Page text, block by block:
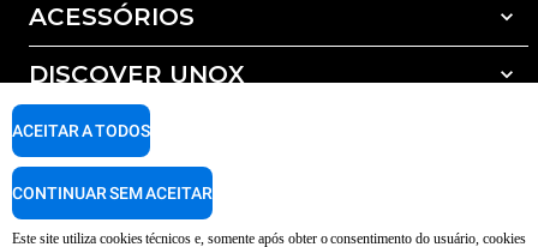
ACESSÓRIOS
Todos os acessórios
Detergents for automatic washing
Detergents for manual washing
Water treatment with resin filters
DISCOVER UNOX
Os nossos escritórios no mundo
SUPPORT
Garantia Unox
Este site utiliza cookies técnicos e, somente após obter o consentimento do usuário, cookies
ACEITAR A TODOS
CONTINUAR SEM ACEITAR